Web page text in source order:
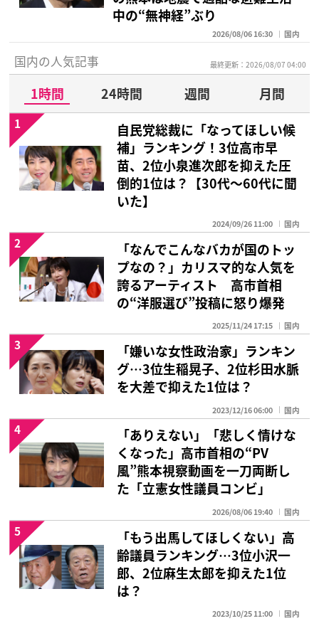
中の“無神経”ぶり
2026/08/06 16:30 国内
国内の人気記事 最終更新：2026/08/07 04:00
1時間 24時間 週間
月間
自民党総裁に「なってほしい候
補」ランキング！3位高市早
苗、2位小泉進次郎を抑えた圧
倒的1位は？【30代〜60代に聞
いた】
2024/09/26 11:00 国内
1
「なんでこんなバカが国のトッ
プなの？」カリスマ的な人気を
誇るアーティスト 高市首相
の“洋服選び”投稿に怒り爆発
2025/11/24 17:15 国内
2
「嫌いな女性政治家」ランキン
グ…3位生稲晃子、2位杉田水脈
を大差で抑えた1位は？
2023/12/16 06:00 国内
3
「ありえない」「悲しく情けな
くなった」高市首相の“PV
風”熊本視察動画を一刀両断し
た「立憲女性議員コンビ」
2026/08/06 19:40 国内
4
「もう出馬してほしくない」高
齢議員ランキング…3位小沢一
郎、2位麻生太郎を抑えた1位
は？
2023/10/25 11:00 国内
5